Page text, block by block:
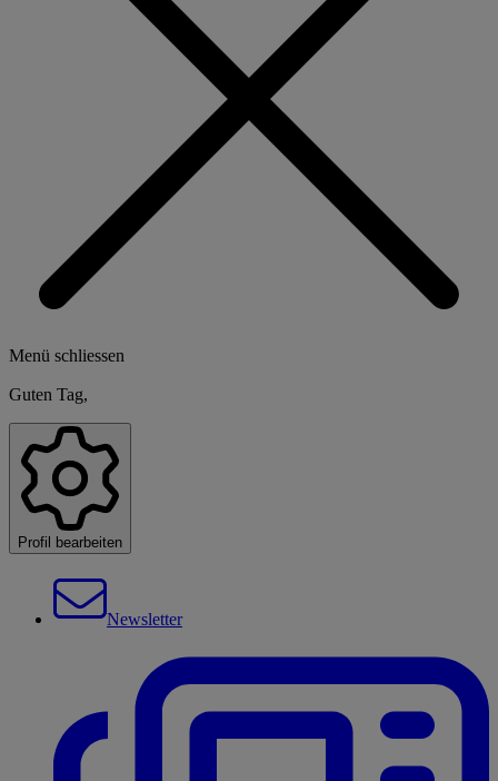
Menü schliessen
Guten Tag,
Profil bearbeiten
Newsletter